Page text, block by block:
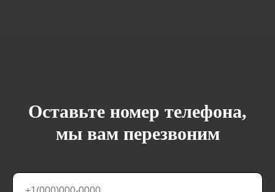
Оставьте номер телефона,
мы вам перезвоним